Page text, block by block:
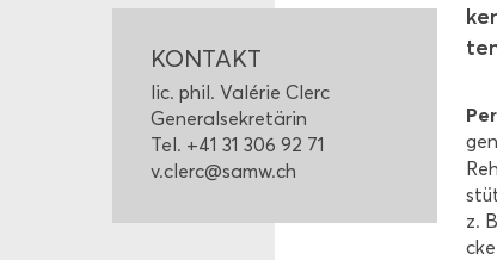
KON­TAKT
lic. phil. Valérie Clerc
Ge­ne­ral­se­kre­tä­rin
Tel. +41 31 306 92 71
v.clerc@samw.ch
z.